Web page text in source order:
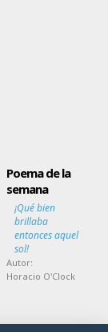
Poema de la
semana
¡Qué bien
brillaba
entonces aquel
sol!
Autor:
Horacio O'Clock